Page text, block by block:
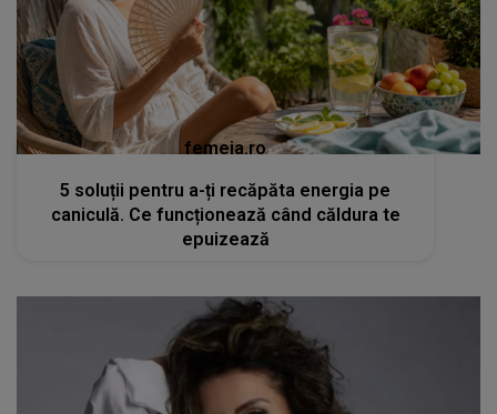
femeia.ro
5 soluții pentru a-ți recăpăta energia pe
caniculă. Ce funcționează când căldura te
epuizează